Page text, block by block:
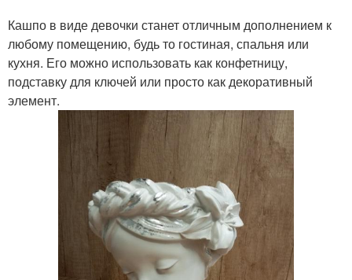
Кашпо в виде девочки станет отличным дополнением к
любому помещению, будь то гостиная, спальня или
кухня. Его можно использовать как конфетницу,
подставку для ключей или просто как декоративный
элемент.